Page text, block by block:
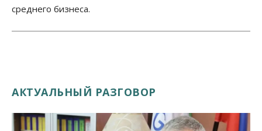
среднего бизнеса.
АКТУАЛЬНЫЙ РАЗГОВОР